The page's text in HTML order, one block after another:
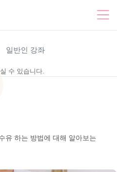
일반인 강좌
수 있습니다.
유 하는 방법에 대해 알아보는